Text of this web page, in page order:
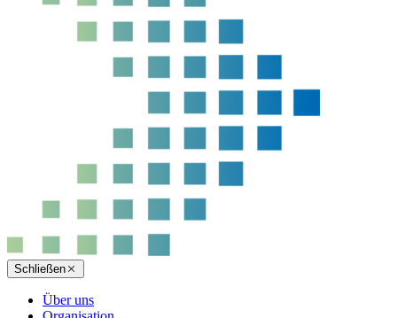
Schließen
Über uns